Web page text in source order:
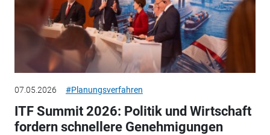
07.05.2026 #Planungsverfahren
ITF Summit 2026: Politik und Wirtschaft
fordern schnellere Genehmigungen